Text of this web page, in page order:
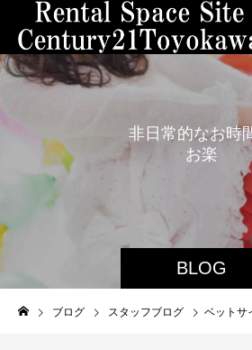
BLOG
非 日 常的なお時
お
みくだ さ
ブログ スタッフブログ ベットサイ